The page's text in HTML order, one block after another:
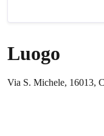
Luogo
Via S. Michele, 16013,